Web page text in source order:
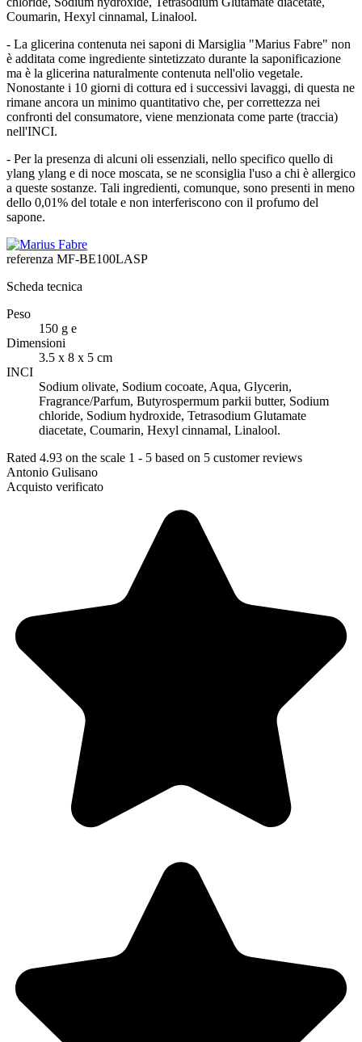
Coumarin, Hexyl cinnamal, Linalool.
- La glicerina contenuta nei saponi di Marsiglia "Marius Fabre" non
è additata come ingrediente sintetizzato durante la saponificazione
ma è la glicerina naturalmente contenuta nell'olio vegetale.
Nonostante i 10 giorni di cottura ed i successivi lavaggi, di questa ne
rimane ancora un minimo quantitativo che, per correttezza nei
confronti del consumatore, viene menzionata come parte (traccia)
nell'INCI.
- Per la presenza di alcuni oli essenziali, nello specifico quello di
ylang ylang e di noce moscata, se ne sconsiglia l'uso a chi è allergico
a queste sostanze. Tali ingredienti, comunque, sono presenti in meno
dello 0,01% del totale e non interferiscono con il profumo del
sapone.
referenza MF-BE100LASP
Scheda tecnica
Peso
150 g e
Dimensioni
3.5 x 8 x 5 cm
INCI
Sodium olivate, Sodium cocoate, Aqua, Glycerin,
Fragrance/Parfum, Butyrospermum parkii butter, Sodium
chloride, Sodium hydroxide, Tetrasodium Glutamate
diacetate, Coumarin, Hexyl cinnamal, Linalool.
Rated 4.93 on the scale 1 - 5 based on 5 customer reviews
Antonio Gulisano
Acquisto verificato